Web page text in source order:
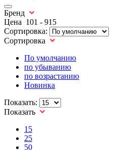
Бренд
Цена 101 - 915
Сортировка:
Сортировка
По умолчанию
по убыванию
по возрастанию
Новинка
Показать:
Показать
15
25
50